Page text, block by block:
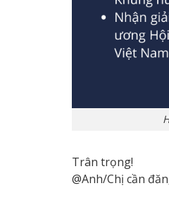
Trân trọng!
@Anh/Chị cần